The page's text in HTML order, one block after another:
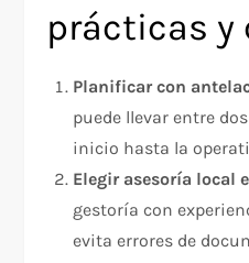
prácticas y
Planificar con
puede llevar entre
inicio hasta la
Elegir asesoría local
gestoría con
evita errores de